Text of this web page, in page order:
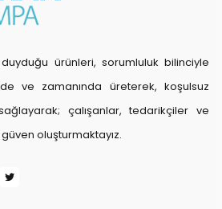
ürünleri, sorumluluk bilinciyle
ve zamanında üreterek, koşulsuz
çalışanlar, tedarikçiler ve
oluşturmaktayız.